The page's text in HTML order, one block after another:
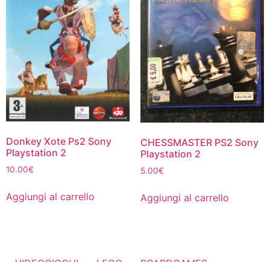
Donkey Xote Ps2 Sony
Playstation 2
10.00€
Aggiungi al carrello
CHESSMASTER PS2 Sony
Playstation 2
5.00€
Aggiungi al carrello